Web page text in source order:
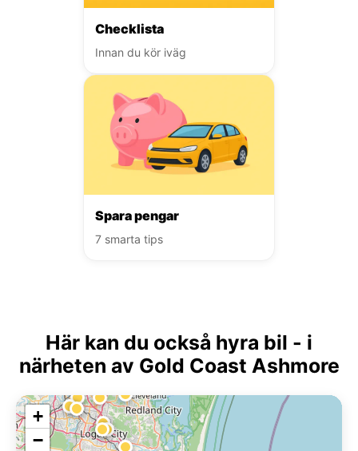
Checklista
Innan du kör iväg
Spara pengar
7 smarta tips
Här kan du också hyra bil - i
närheten av Gold Coast Ashmore
+
−